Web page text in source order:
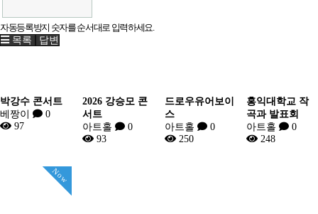
자동등록방지 숫자를 순서대로 입력하세요.
목록
답변
박강수 콘서트
베짱이
0
97
2026 강승모 콘
서트
아트홀
0
93
드로우유어보이
스
아트홀
0
250
홍익대학교 작
곡과 발표회
아트홀
0
248
Now